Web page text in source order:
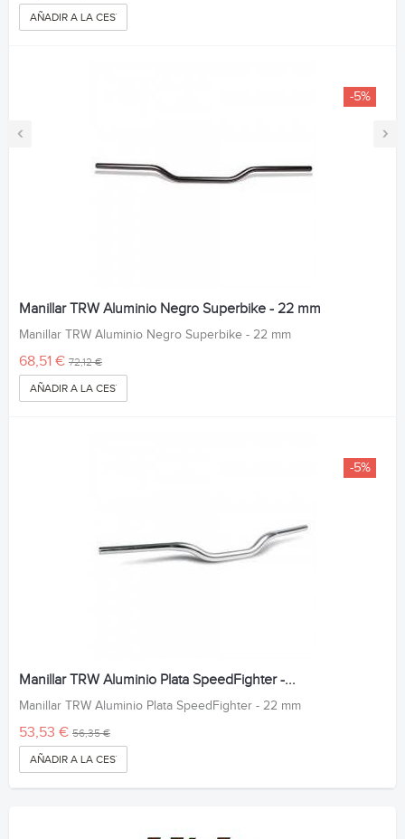
‹ ›
AÑADIR A LA CESTA
-5%
Manillar TRW Aluminio Negro Superbike - 22 mm
Manillar TRW Aluminio Negro Superbike - 22 mm
68,51 € 72,12 €
AÑADIR A LA CESTA
-5%
Manillar TRW Aluminio Plata SpeedFighter -...
Manillar TRW Aluminio Plata SpeedFighter - 22 mm
53,53 € 56,35 €
AÑADIR A LA CESTA